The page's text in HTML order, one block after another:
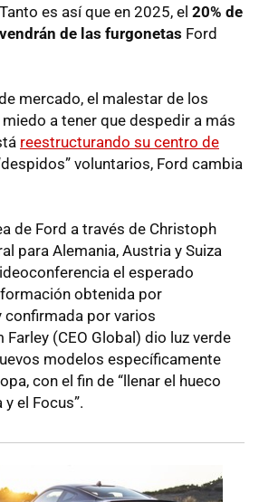
es así que en 2025, el 20% de
de las furgonetas Ford
mercado, el malestar de los
a tener que despedir a más
reestructurando su centro de
voluntarios, Ford cambia
de Ford a través de Christoph
para Alemania, Austria y Suiza
el esperado
obtenida por
confirmada por varios
(CEO Global) dio luz verde
modelos específicamente
con el fin de “llenar el hueco
el Focus”.